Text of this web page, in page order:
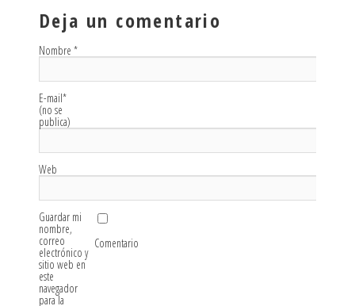
Deja un comentario
Nombre *
E-mail*
(no se
publica)
Web
Guardar mi
nombre,
correo
electrónico y
sitio web en
este
navegador
para la
Comentario